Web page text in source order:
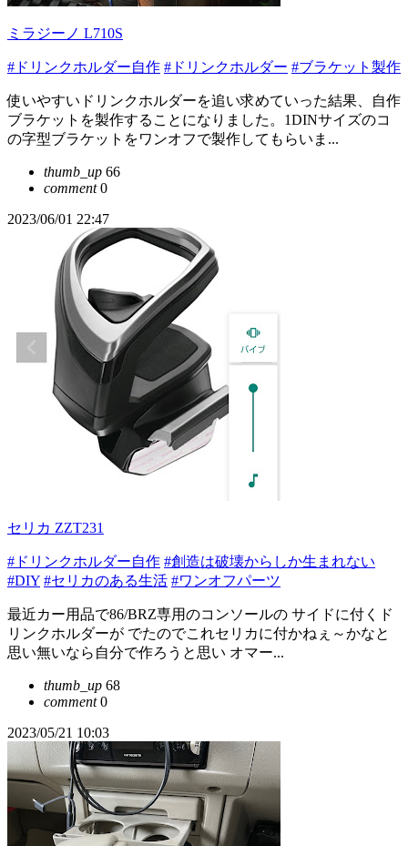
ミラジーノ L710S
#ドリンクホルダー自作 #ドリンクホルダー #ブラケット製作
使いやすいドリンクホルダーを追い求めていった結果、自作
ブラケットを製作することになりました。1DINサイズのコ
の字型ブラケットをワンオフで製作してもらいま...
thumb_up 66
comment0
2023/06/01 22:47
セリカ ZZT231
#ドリンクホルダー自作 #創造は破壊からしか生まれない
#DIY #セリカのある生活 #ワンオフパーツ
最近カー用品で86/BRZ専用のコンソールの サイドに付くド
リンクホルダーが でたのでこれセリカに付かねぇ～かなと
思い無いなら自分で作ろうと思い オマー...
thumb_up 68
comment0
2023/05/21 10:03